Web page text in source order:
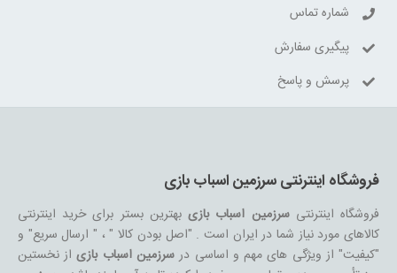
شماره تماس
پیگیری سفارش
پرسش و پاسخ
فروشگاه اینترنتی سرزمین اسباب بازی
فروشگاه اینترنتیسرزمین اسباب بازیبهترین بستر برای خرید اینترنتی
کالاهای مورد نیاز شما در ایران است . "اصل بودن کالا " ، " ارسال سریع" و
"کیفیت" از ویژگی های مهم و اساسی در سرزمین اسباب بازیاز نخستین